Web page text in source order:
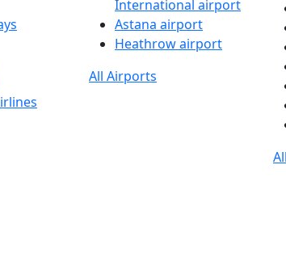
International airport
Astana airport
Heathrow airport
All Airports